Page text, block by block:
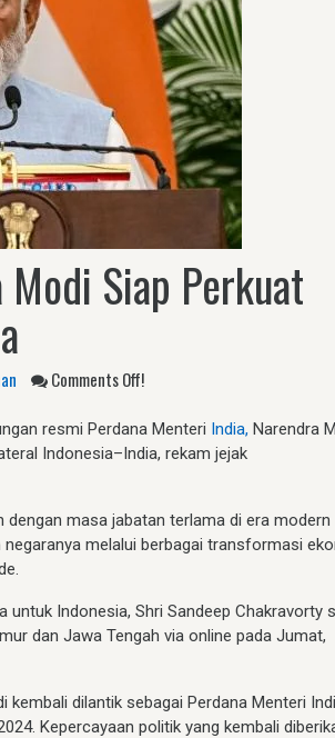
Siap Perkuat
Comments Off!
resmi Perdana Menteri India, Narendra
Indonesia–India, rekam jejak
masa jabatan terlama di era modern
melalui berbagai transformasi
untuk Indonesia, Shri Sandeep Chakravorty
dan Jawa Tengah via online pada Jumat,
kembali dilantik sebagai Perdana Menteri
Kepercayaan politik yang kembali